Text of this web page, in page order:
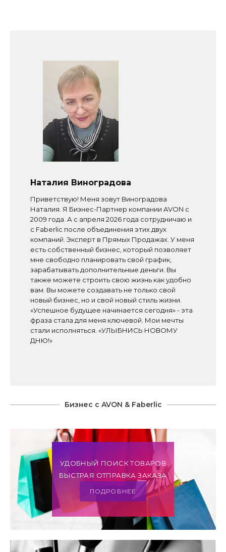
Наталия Виноградова
Приветствую! Меня зовут Виноградова
Наталия. Я Бизнес-Партнер компании AVON с
2009 года. А с апреля 2026 года сотрудничаю и
с Faberlic после объединения этих двух
компаний. Эксперт в Прямых Продажах. У меня
есть собственный бизнес, который позволяет
мне свободно планировать свой график,
зарабатывать дополнительные деньги. Вы
также можете строить свою жизнь как удобно
вам. Вы можете создавать не только свой
новый бизнес, но и свой новый стиль жизни.
«Успешное будущее начинается сегодня» - эта
фраза стала для меня ключевой. Мои мечты
стали исполняться. «УЛЫБНИСЬ НОВОМУ
ДНЮ!»
Бизнес с AVON & Faberlic
УДОБНЫЙ ПОИСК ТОВАРОВ
БЫСТРАЯ ОТПРАВКА ЗАКАЗА
ПОДРОБНЕЕ